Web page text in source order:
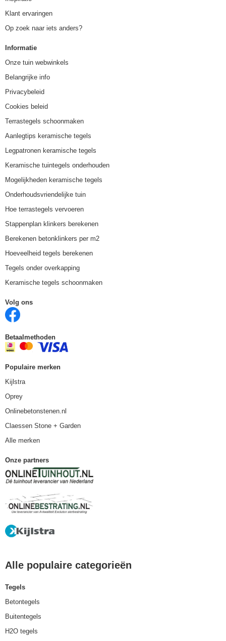
Klant ervaringen
Op zoek naar iets anders?
Informatie
Onze tuin webwinkels
Belangrijke info
Privacybeleid
Cookies beleid
Terrastegels schoonmaken
Aanlegtips keramische tegels
Legpatronen keramische tegels
Keramische tuintegels onderhouden
Mogelijkheden keramische tegels
Onderhoudsvriendelijke tuin
Hoe terrastegels vervoeren
Stappenplan klinkers berekenen
Berekenen betonklinkers per m2
Hoeveelheid tegels berekenen
Tegels onder overkapping
Keramische tegels schoonmaken
Volg ons
Betaalmethoden
Populaire merken
Kijlstra
Oprey
Onlinebetonstenen.nl
Claessen Stone + Garden
Alle merken
Onze partners
Alle populaire categorieën
Tegels
Betontegels
Buitentegels
H2O tegels